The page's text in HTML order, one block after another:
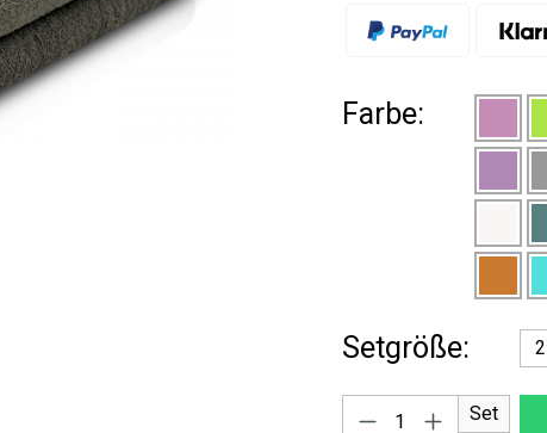
Farbe:
Setgröße: 2
Produkt Set